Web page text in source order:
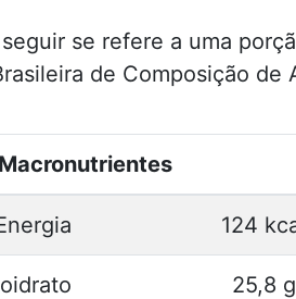
se refere a uma
de Composição de
Macronutrientes
124
25,8 g